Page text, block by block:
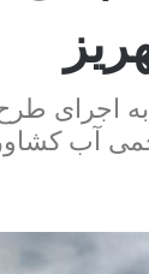
اجرای
تحویل